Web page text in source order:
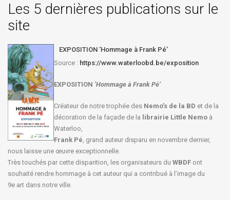
Les 5 dernières publications sur le
site
EXPOSITION ‘Hommage à Frank Pé’
Source : https://www.waterloobd.be/exposition
EXPOSITION ‘Hommage à Frank Pé’
Créateur de notre trophée des Nemo’s de la BD et de la
décoration de la façade de la librairie Little Nemo à
Waterloo,
Frank Pé, grand auteur disparu en novembre dernier,
nous laisse une œuvre exceptionnelle.
Très touchés par cette disparition, les organisateurs du WBDF ont
souhaité rendre hommage à cet auteur qui a contribué à l’image du
9e art dans notre ville.